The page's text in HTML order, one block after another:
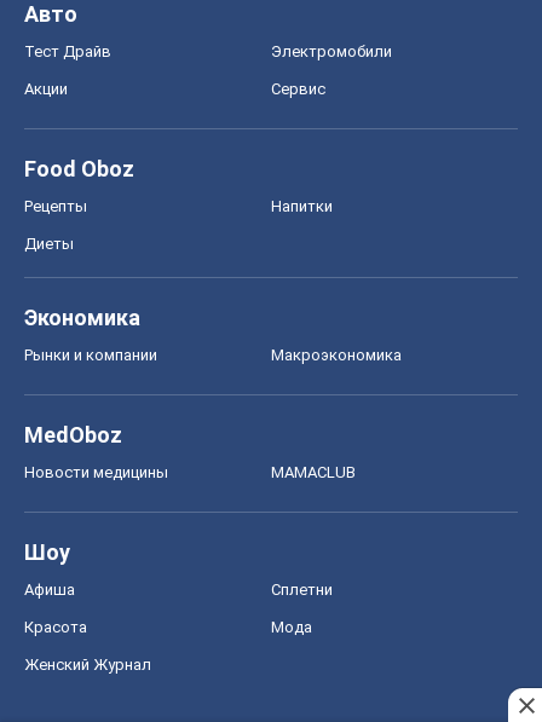
Авто
Тест Драйв Электромобили
Акции Сервис
Food Oboz
Рецепты Напитки
Диеты
Экономика
Рынки и компании Mакроэкономика
MedOboz
Новости медицины MAMACLUB
Шоу
Афиша Сплетни
Красота Мода
Женский Журнал